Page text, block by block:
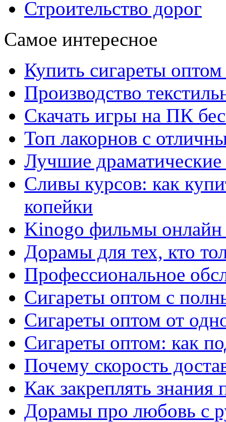
Строительство дорог
Самое интересное
Купить сигареты
Производство
Скачать игры на ПК
Топ лакорнов с
Лучшие
Сливы курсов: как
копейки
Kinogo фильмы онлайн
Дорамы для тех, кто
Профессиональное
Сигареты оптом с
Сигареты оптом от
Сигареты оптом: как
Почему скорость
Как закреплять знания
Дорамы про любовь с